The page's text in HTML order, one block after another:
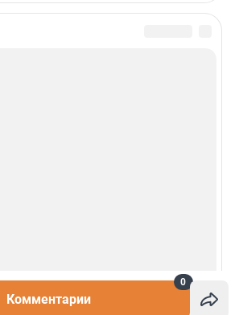
Комментарии
0